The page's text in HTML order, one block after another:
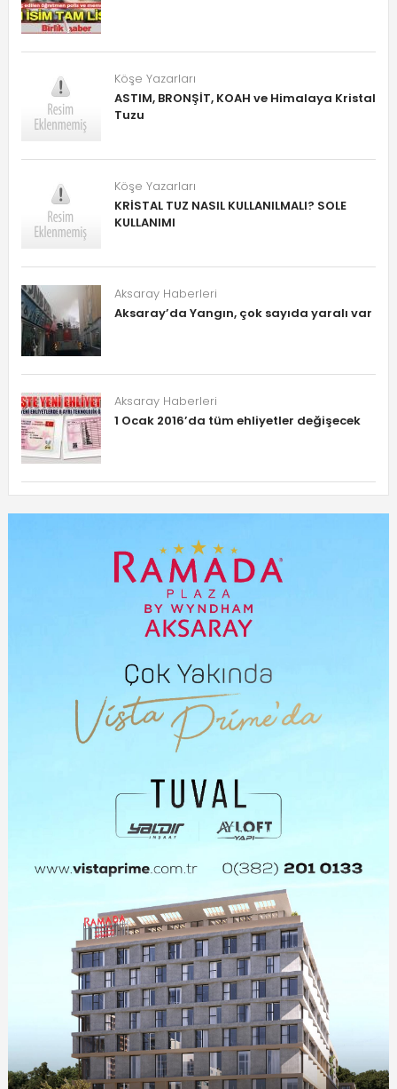
Köşe Yazarları
ASTIM, BRONŞİT, KOAH ve Himalaya Kristal
Tuzu
Köşe Yazarları
KRİSTAL TUZ NASIL KULLANILMALI? SOLE
KULLANIMI
Aksaray Haberleri
Aksaray’da Yangın, çok sayıda yaralı var
Aksaray Haberleri
1 Ocak 2016’da tüm ehliyetler değişecek